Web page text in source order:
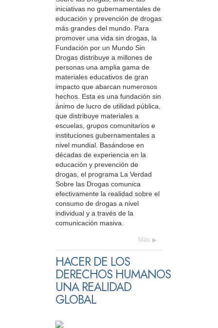
iniciativas no gubernamentales de
educación y prevención de drogas
más grandes del mundo. Para
promover una vida sin drogas, la
Fundación por un Mundo Sin
Drogas distribuye a millones de
personas una amplia gama de
materiales educativos de gran
impacto que abarcan numerosos
hechos. Esta es una fundación sin
ánimo de lucro de utilidad pública,
que distribuye materiales a
escuelas, grupos comunitarios e
instituciones gubernamentales a
nivel mundial. Basándose en
décadas de experiencia en la
educación y prevención de
drogas, el programa La Verdad
Sobre las Drogas comunica
efectivamente la realidad sobre el
consumo de drogas a nivel
individual y a través de la
comunicación masiva.
Más
HACER DE LOS
DERECHOS HUMANOS
UNA REALIDAD
GLOBAL